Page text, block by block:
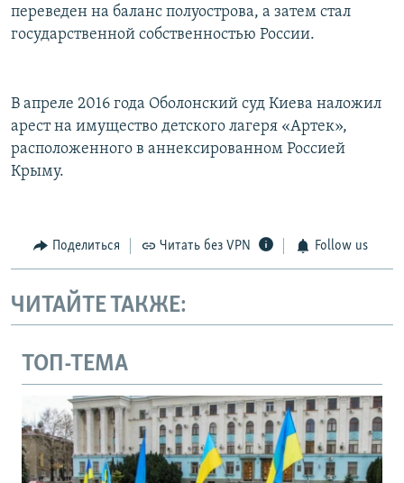
переведен на баланс полуострова, а затем стал
государственной собственностью России.
В апреле 2016 года Оболонский суд Киева наложил
арест на имущество детского лагеря «Артек»,
расположенного в аннексированном Россией
Крыму.
Поделиться Читать без VPN Follow us
ЧИТАЙТЕ ТАКЖЕ:
ТОП-ТЕМА